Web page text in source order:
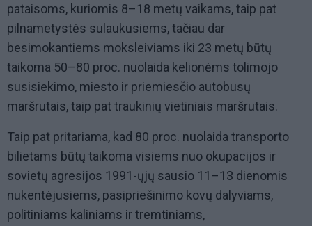
pataisoms, kuriomis 8–18 metų vaikams, taip pat
pilnametystės sulaukusiems, tačiau dar
besimokantiems moksleiviams iki 23 metų būtų
taikoma 50–80 proc. nuolaida kelionėms tolimojo
susisiekimo, miesto ir priemiesčio autobusų
maršrutais, taip pat traukinių vietiniais maršrutais.
Taip pat pritariama, kad 80 proc. nuolaida transporto
bilietams būtų taikoma visiems nuo okupacijos ir
sovietų agresijos 1991-ųjų sausio 11–13 dienomis
nukentėjusiems, pasipriešinimo kovų dalyviams,
politiniams kaliniams ir tremtiniams,